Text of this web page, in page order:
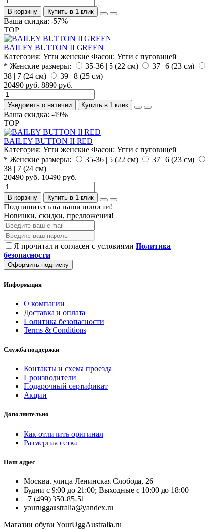
В корзину Купить в 1 клик
Ваша скидка: -57%
TOP
BAILEY BUTTON II GREEN
Категория: Угги женские Фасон: Угги с пуговицей
* Женские размеры:
35-36 | 5 (22 см)
37 | 6 (23 см)
38 | 7 (24 см)
39 | 8 (25 см)
20490 руб. 8890 руб.
Уведомить о наличии Купить в 1 клик
Ваша скидка: -49%
TOP
BAILEY BUTTON II RED
Категория: Угги женские Фасон: Угги с пуговицей
* Женские размеры:
35-36 | 5 (22 см)
37 | 6 (23 см)
38 | 7 (24 см)
20490 руб. 10490 руб.
В корзину Купить в 1 клик
Подпишитесь на наши новости!
Новинки, скидки, предложения!
Я прочитал и согласен с условиями Политика
безопасности
Оформить подписку
Информация
О компании
Доставка и оплата
Политика безопасности
Terms & Conditions
Служба поддержки
Контакты и схема проезда
Производители
Подарочный сертификат
Акции
Дополнительно
Как отличить оригинал
Размерная сетка
Наш адрес
Москва. улица Ленинская Слобода, 26
Будни с 9:00 до 21:00; Выходные с 10:00 до 18:00
+7 (499) 350-85-51
youruggaustralia@yandex.ru
Магазин обуви YourUggAustralia.ru